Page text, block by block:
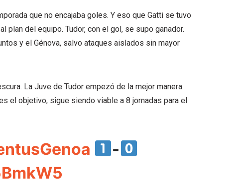
que no encajaba goles. Y eso que Gatti se tuvo
plan del equipo. Tudor, con el gol, se supo ganador.
y el Génova, salvo ataques aislados sin mayor
La Juve de Tudor empezó de la mejor manera.
el objetivo, sigue siendo viable a 8 jornadas para el
-